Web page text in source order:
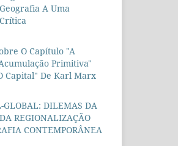
A Uma
O Capítulo "A
Primitiva"
Capital" De Karl Marx
GLOBAL: DILEMAS DA
REGIONALIZAÇÃO
CONTEMPORÂNEA